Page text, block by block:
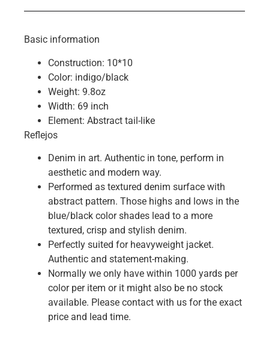
Basic information
Construction: 10*10
Color: indigo/black
Weight: 9.8oz
Width: 69 inch
Element: Abstract tail-like
Reflejos
Denim in art. Authentic in tone, perform in
aesthetic and modern way.
Performed as textured denim surface with
abstract pattern. Those highs and lows in the
blue/black color shades lead to a more
textured, crisp and stylish denim.
Perfectly suited for heavyweight jacket.
Authentic and statement-making.
Normally we only have within 1000 yards per
color per item or it might also be no stock
available. Please contact with us for the exact
price and lead time.